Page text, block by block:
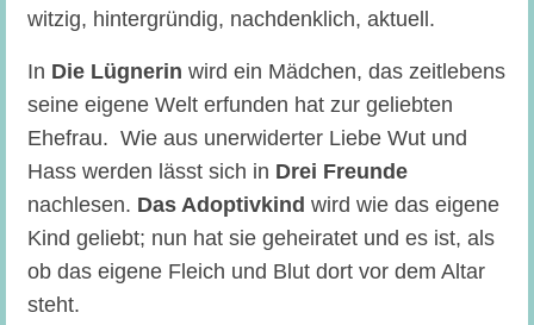
witzig, hintergründig, nachdenklich, aktuell.
In Die Lügnerin wird ein Mädchen, das zeitlebens
seine eigene Welt erfunden hat zur geliebten
Ehefrau. Wie aus unerwiderter Liebe Wut und
Hass werden lässt sich in Drei Freunde
nachlesen. Das Adoptivkind wird wie das eigene
Kind geliebt; nun hat sie geheiratet und es ist, als
ob das eigene Fleich und Blut dort vor dem Altar
steht.